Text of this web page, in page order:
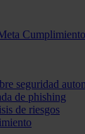
seguridad
de phishing
de riesgos